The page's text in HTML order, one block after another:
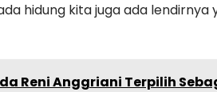
hidung kita juga ada
Reni Anggriani Terpilih